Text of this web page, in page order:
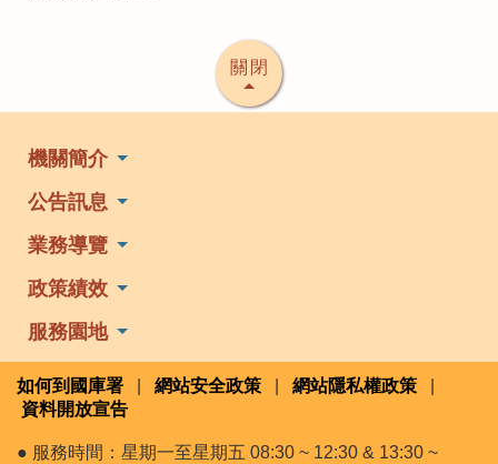
關閉
機關簡介
公告訊息
業務導覽
政策績效
服務園地
如何到國庫署 網站安全政策 網站隱私權政策
資料開放宣告
● 服務時間：星期一至星期五 08:30 ~ 12:30 & 13:30 ~